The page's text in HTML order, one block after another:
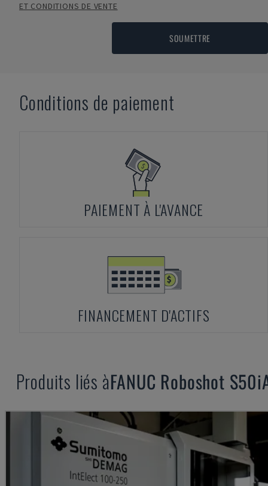
ET CONDITIONS DE VENTE
SOUMETTRE
Conditions de paiement
PAIEMENT À L'AVANCE
FINANCEMENT D'ACTIFS
Produits liés àFANUC Roboshot